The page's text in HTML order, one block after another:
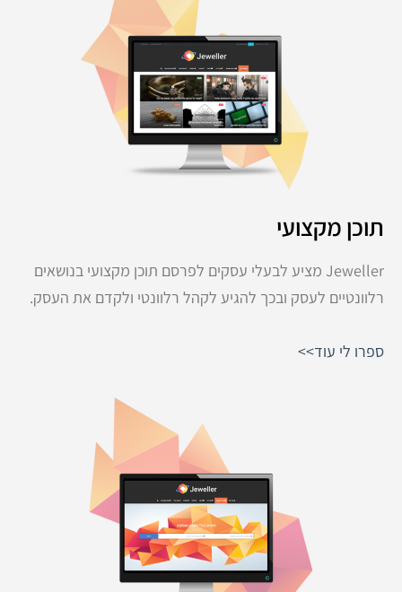
תוכן מקצועי
Jeweller מציע לבעלי עסקים לפרסם תוכן מקצועי בנושאים
רלוונטיים לעסק ובכך להגיע לקהל רלוונטי ולקדם את העסק.
ספרו לי עוד>>